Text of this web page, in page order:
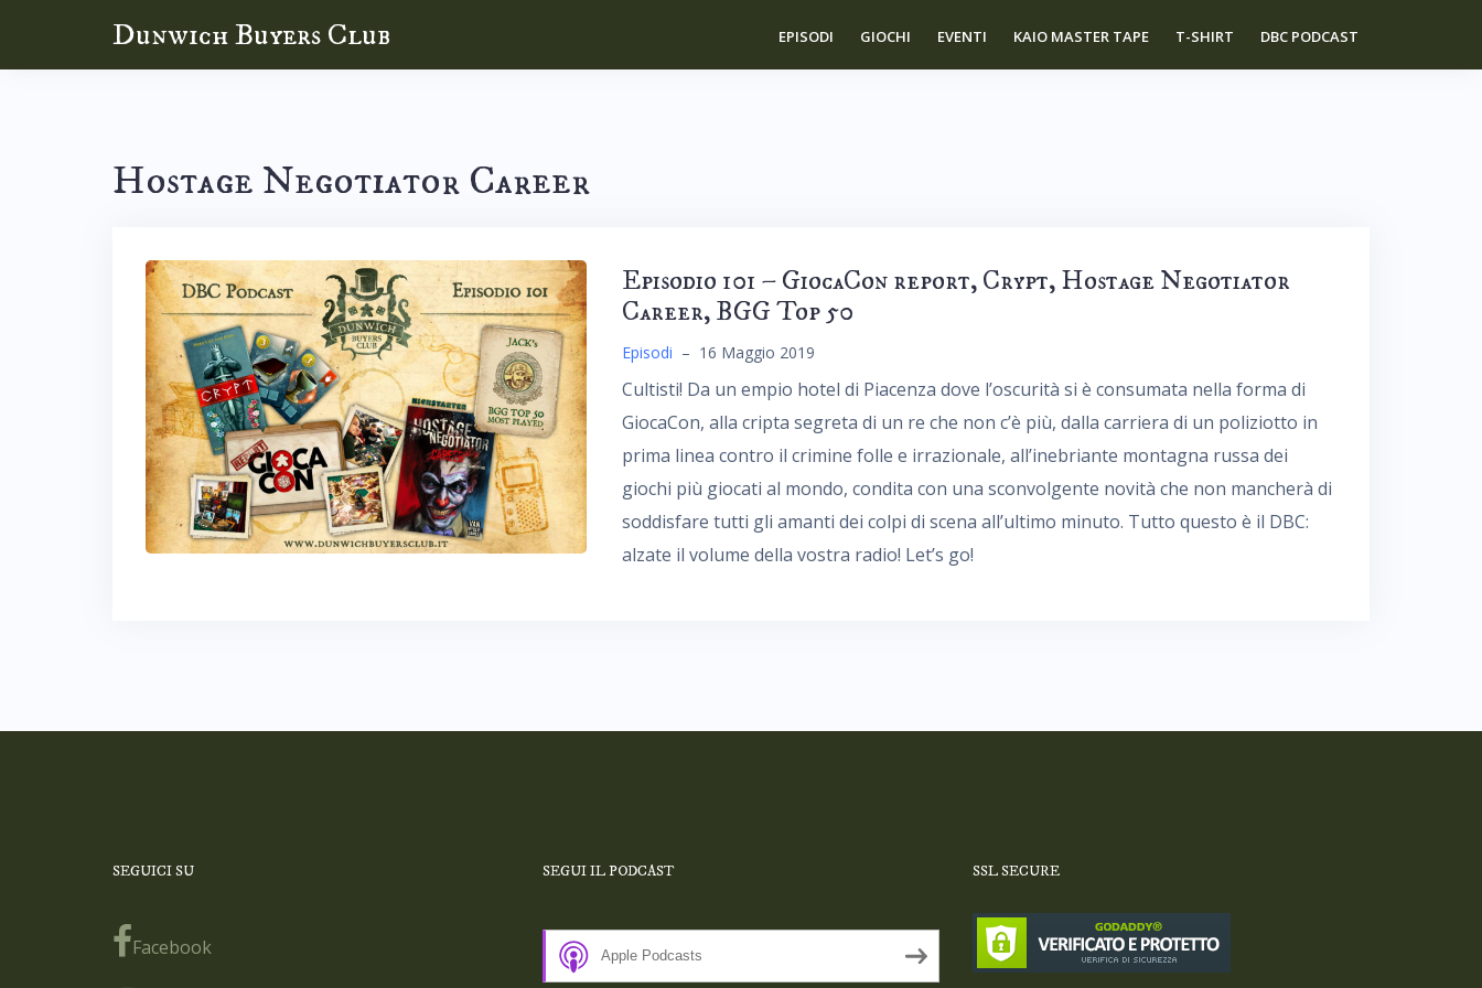
Dunwich Buyers Club EPISODI GIOCHI EVENTI KAIO MASTER TAPE T-SHIRT DBC PODCAST
Hostage Negotiator Career
Episodio 101 – GiocaCon report, Crypt, Hostage Negotiator
Career, BGG Top 50
Episodi – 16 Maggio 2019
Cultisti! Da un empio hotel di Piacenza dove l’oscurità si è consumata nella forma di
GiocaCon, alla cripta segreta di un re che non c’è più, dalla carriera di un poliziotto in
prima linea contro il crimine folle e irrazionale, all’inebriante montagna russa dei
giochi più giocati al mondo, condita con una sconvolgente novità che non mancherà di
soddisfare tutti gli amanti dei colpi di scena all’ultimo minuto. Tutto questo è il DBC:
alzate il volume della vostra radio! Let’s go!
SEGUICI SU
Facebook
SEGUI IL PODCAST
Apple Podcasts
SSL SECURE